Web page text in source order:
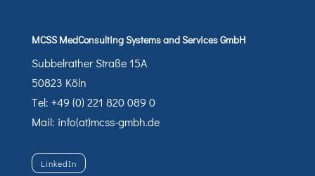
MCSS MedConsulting Systems and Services GmbH
Subbelrather Straße 15A
50823 Köln
Tel: +49 (0) 221 820 089 0
Mail: info(at)mcss-gmbh.de
LinkedIn